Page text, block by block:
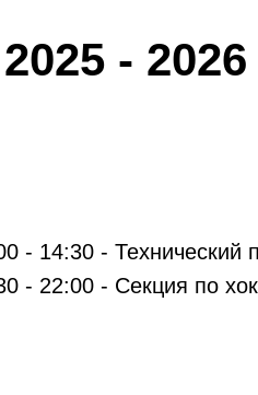
- 2026
- 14:30 - Технический
- 22:00 - Секция по